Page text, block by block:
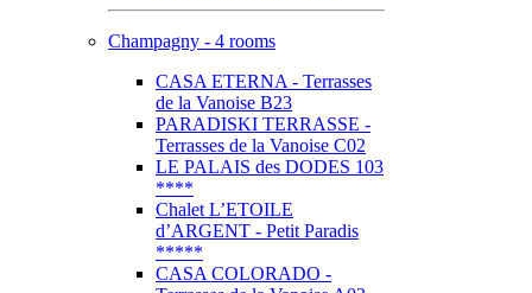
Champagny - 4 rooms
CASA ETERNA - Terrasses
de la Vanoise B23
PARADISKI TERRASSE -
Terrasses de la Vanoise C02
LE PALAIS des DODES 103
****
Chalet L’ETOILE
d’ARGENT - Petit Paradis
*****
CASA COLORADO -